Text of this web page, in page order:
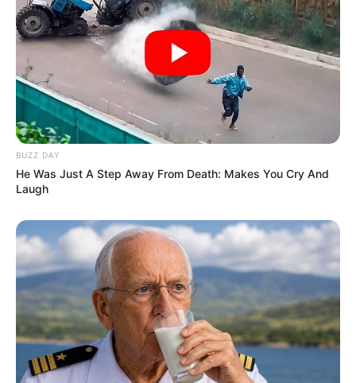
-ad3
Matérias Bônus:
🧊Saiba como Consultar o Incentivo
Cálculo da Insalubridade sobre o base
🧊 Auxílio Transporte: Modelo de Lei a nível Municipal
🧊 ACS/ACE: Tribunal decide: Valor da Insalubridade
Fonte:JASB - Jornal dos Agentes de Saúde do Brasil
Edição Geral: JASB.
Encaminhamento de denúncia ao JASB: Acesse aqui
O jornalismo do JASB.com.br precisa de você para continuar
marcando ponto na vida das pessoas.Compartilhe as nossas
notícias em suas redes sociais!
BUZZ DAY
He Was Just A Step Away From Death: Makes You Cry And
Laugh